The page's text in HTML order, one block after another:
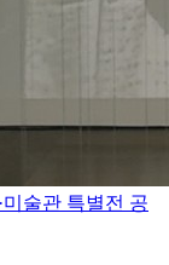
술관 특별전 공